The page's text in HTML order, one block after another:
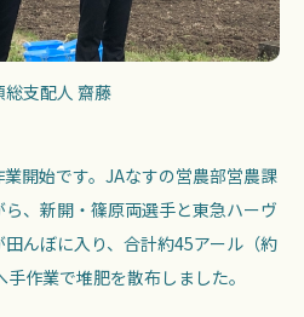
支配人 齋藤
開始です。JAなすの営農部営農課
、新開・篠原両選手と東急ハーヴ
んぼに入り、合計約45アール（約
作業で堆肥を散布しました。